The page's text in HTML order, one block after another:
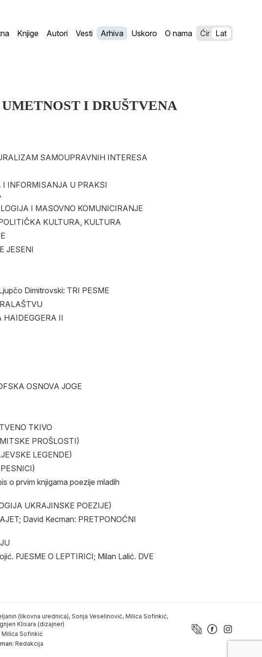
Knjige Autori Vesti Arhiva Uskoro O nama Ćir Lat
I DRUŠTVENA
SAMOUPRAVNIH INTERESA
I INFORMISANJA U PRAKSI
I MASOVNO KOMUNICIRANJE
KULTURA, KULTURA
JESENI
Dimitrovski: TRI PESME
HAIDEGGERA II
OSNOVA JOGE
TKIVO
PROŠLOSTI)
LEGENDE)
o prvim knjigama poezije mladih
UKRAJINSKE POEZIJE)
David Kecman: PRETPONOĆNI
PJESME O LEPTIRICI; Milan Lalić. DVE
(likovna urednica), Sonja Veselinović, Milica Sofinkić,
Klisara (dizajner)
Milica Sofinkić
Redakcija